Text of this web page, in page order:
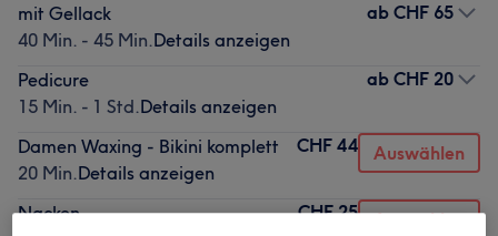
mit Gellack
40 Min. - 45 Min.Details anzeigen
ab CHF 65
Pedicure
15 Min. - 1 Std.Details anzeigen
ab CHF 20
Damen Waxing - Bikini komplett
20 Min.Details anzeigen
CHF 44 Auswählen
Nacken
CHF 25 Auswählen